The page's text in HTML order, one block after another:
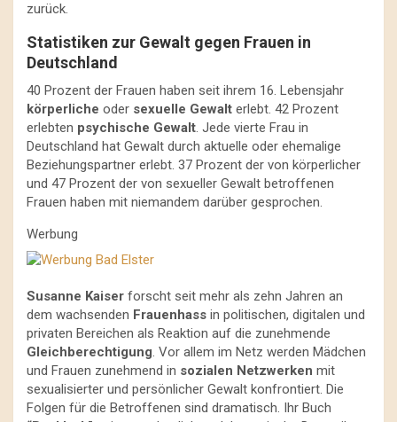
zurück.
Statistiken zur Gewalt gegen Frauen in
Deutschland
40 Prozent der Frauen haben seit ihrem 16. Lebensjahr
körperliche oder sexuelle Gewalt erlebt. 42 Prozent
erlebten psychische Gewalt. Jede vierte Frau in
Deutschland hat Gewalt durch aktuelle oder ehemalige
Beziehungspartner erlebt. 37 Prozent der von körperlicher
und 47 Prozent der von sexueller Gewalt betroffenen
Frauen haben mit niemandem darüber gesprochen.
Werbung
Susanne Kaiser forscht seit mehr als zehn Jahren an
dem wachsenden Frauenhass in politischen, digitalen und
privaten Bereichen als Reaktion auf die zunehmende
Gleichberechtigung. Vor allem im Netz werden Mädchen
und Frauen zunehmend in sozialen Netzwerken mit
sexualisierter und persönlicher Gewalt konfrontiert. Die
Folgen für die Betroffenen sind dramatisch. Ihr Buch